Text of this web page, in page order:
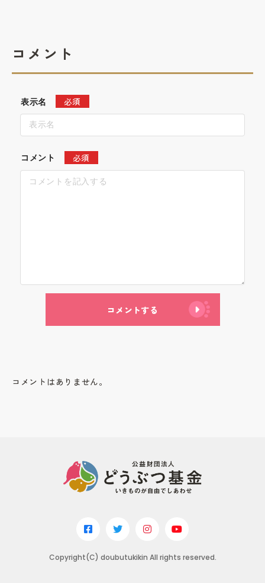
コメント
表示名 必須
コメント 必須
コメントする
コメントはありません。
Copyright(C) doubutukikin All rights reserved.